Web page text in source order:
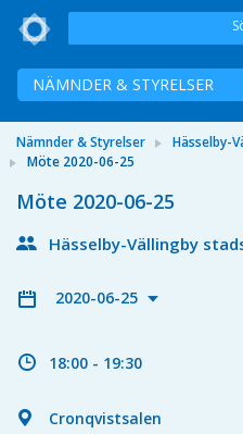
NÄMNDER & STYRELSER
Nämnder & Styrelser
Hässelby-
Möte 2020-06-25
Möte 2020-06-25
Hässelby-Vällingby
2020-06-25
18:00 - 19:30
Cronqvistsalen